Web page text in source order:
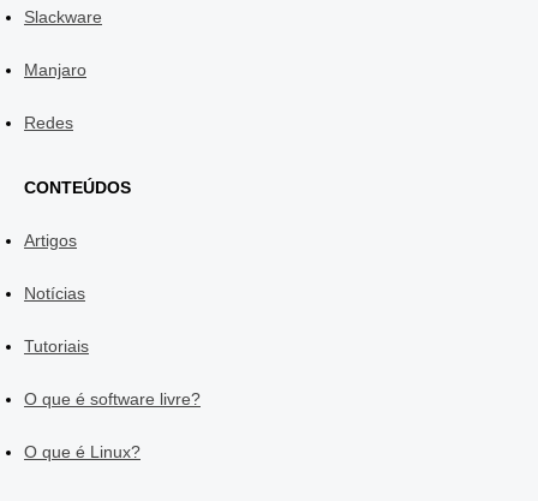
Slackware
Manjaro
Redes
CONTEÚDOS
Artigos
Notícias
Tutoriais
O que é software livre?
O que é Linux?